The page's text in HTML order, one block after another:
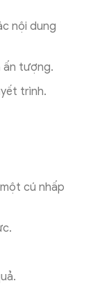
nội dung
ấn tượng.
trình.
cú nhấp